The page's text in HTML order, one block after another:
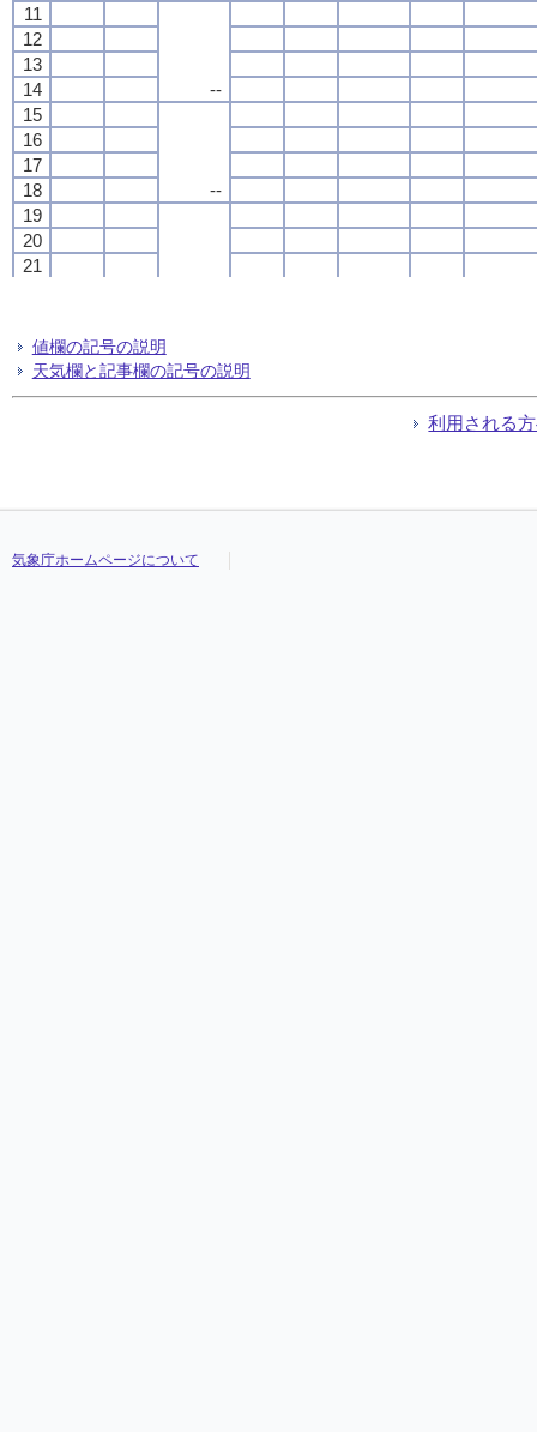
11
--
12
13
14
15
--
16
17
18
19
20
21
24
11
--
12
13
14
15
--
16
17
18
19
20
21
24
11
--
12
13
14
15
--
16
17
18
19
20
21
24
11
--
12
13
14
15
--
16
17
18
19
20
21
24
値欄の記号の説明
天気欄と記事欄の記号の説明
利用される
気象庁ホームページについて